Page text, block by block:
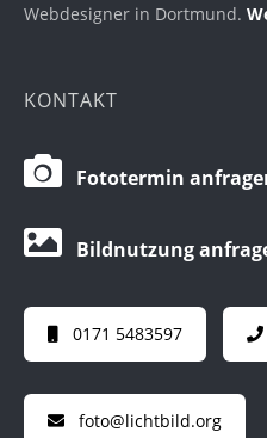
Webdesigner in Dortmund.
KONTAKT
Fototermin
Bildnutzung
0171 5483597
foto@lichtbild.org